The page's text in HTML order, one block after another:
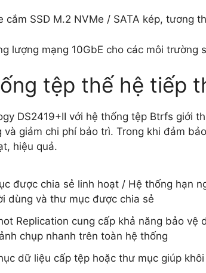
cắm SSD M.2 NVMe / SATA kép, tương
lượng mạng 10GbE cho các môi trường
tệp thế hệ tiếp
DS2419+II với hệ thống tệp Btrfs giới
và giảm chi phí bảo trì. Trong khi đảm
hiệu quả.
được chia sẻ linh hoạt / Hệ thống hạn
dùng và thư mục được chia sẻ
Replication cung cấp khả năng bảo
chụp nhanh trên toàn hệ thống
dữ liệu cấp tệp hoặc thư mục giúp